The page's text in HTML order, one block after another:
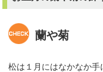
蘭や菊
松は１月にはなかなか